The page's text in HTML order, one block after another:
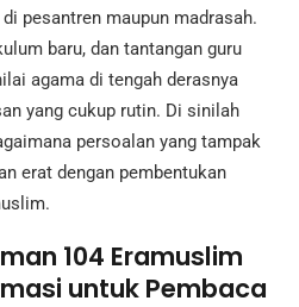
pesantren maupun madrasah.
baru, dan tantangan guru
agama di tengah derasnya
yang cukup rutin. Di sinilah
persoalan yang tampak
erat dengan pembentukan
104 Eramuslim
untuk Pembaca